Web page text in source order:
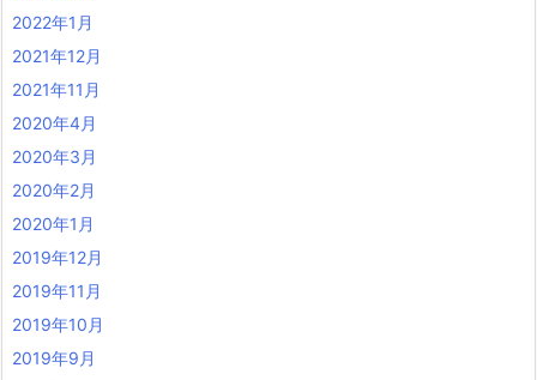
2022年1月
2021年12月
2021年11月
2020年4月
2020年3月
2020年2月
2020年1月
2019年12月
2019年11月
2019年10月
2019年9月